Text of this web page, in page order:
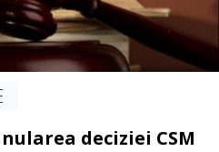
deciziei CSM